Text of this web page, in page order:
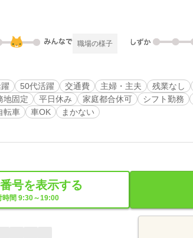
職場の様子
50代活躍 交通費 主婦・主夫 残業なし
地固定 平日休み 家庭都合休可 シフト勤務
転車 車OK まかない
号を表示する
時間 9:30～19:00